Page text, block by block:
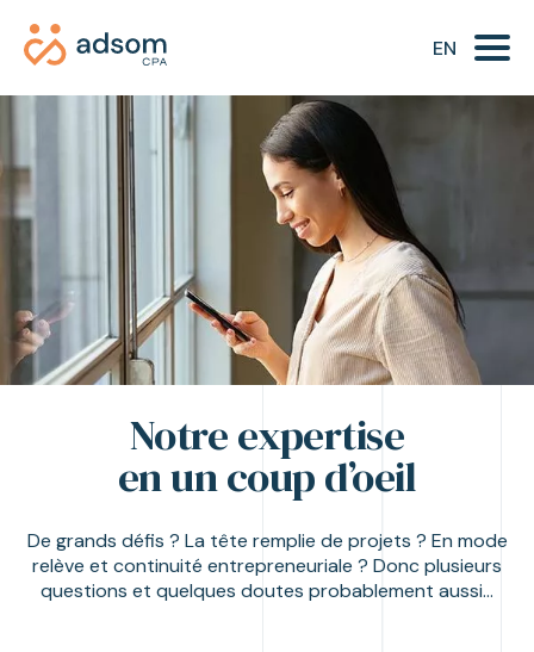
EN
Service-conseil
Comptabilité et infonuagique
Gestion financière
TOUTES NOS EXPERTISES
Notre expertise
en un coup d’oeil
De grands défis ? La tête remplie de projets ? En mode
relève et continuité entrepreneuriale ? Donc plusieurs
questions et quelques doutes probablement aussi…